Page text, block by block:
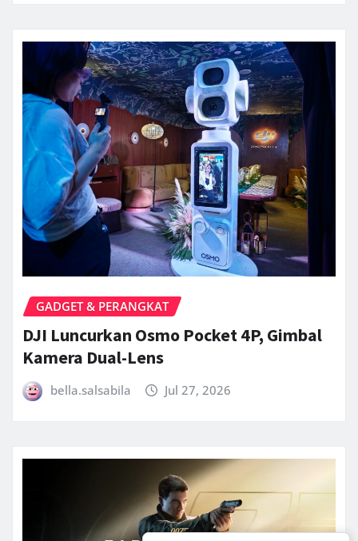
GADGET & PERANGKAT
DJI Luncurkan Osmo Pocket 4P, Gimbal
Kamera Dual-Lens
bella.salsabila Jul 27, 2026